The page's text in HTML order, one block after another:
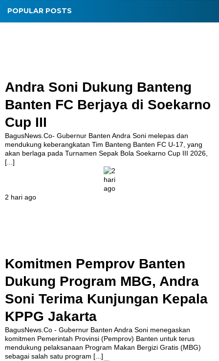
POPULAR POSTS
Andra Soni Dukung Banteng
Banten FC Berjaya di Soekarno
Cup III
BagusNews.Co- Gubernur Banten Andra Soni melepas dan
mendukung keberangkatan Tim Banteng Banten FC U-17, yang
akan berlaga pada Turnamen Sepak Bola Soekarno Cup III 2026,
[...]
2 hari ago
Komitmen Pemprov Banten
Dukung Program MBG, Andra
Soni Terima Kunjungan Kepala
KPPG Jakarta
BagusNews.Co - Gubernur Banten Andra Soni menegaskan
komitmen Pemerintah Provinsi (Pemprov) Banten untuk terus
mendukung pelaksanaan Program Makan Bergizi Gratis (MBG)
sebagai salah satu program [...]